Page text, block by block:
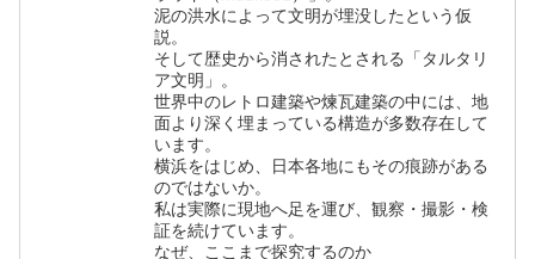
泥の洪水によって文明が埋没したという仮
説。
そして歴史から消されたとされる「タルタリ
ア文明」。
世界中のレトロ建築や煉瓦建築の中には、地
面より深く埋まっている構造が多数存在して
います。
横浜をはじめ、日本各地にもその痕跡がある
のではないか。
私は実際に現地へ足を運び、観察・撮影・検
証を続けています。
なぜ、ここまで探究するのか